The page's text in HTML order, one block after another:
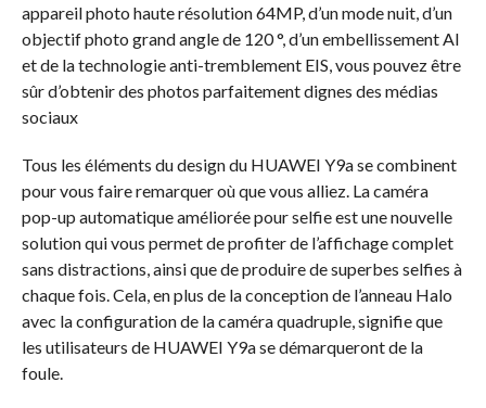
appareil photo haute résolution 64MP, d’un mode nuit, d’un
objectif photo grand angle de 120 °, d’un embellissement AI
et de la technologie anti-tremblement EIS, vous pouvez être
sûr d’obtenir des photos parfaitement dignes des médias
sociaux
Tous les éléments du design du HUAWEI Y9a se combinent
pour vous faire remarquer où que vous alliez. La caméra
pop-up automatique améliorée pour selfie est une nouvelle
solution qui vous permet de profiter de l’affichage complet
sans distractions, ainsi que de produire de superbes selfies à
chaque fois. Cela, en plus de la conception de l’anneau Halo
avec la configuration de la caméra quadruple, signifie que
les utilisateurs de HUAWEI Y9a se démarqueront de la
foule.